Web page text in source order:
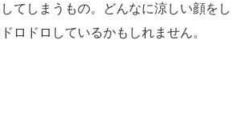
てしまうもの。どんなに涼しい顔をし
ロドロしているかもしれません。